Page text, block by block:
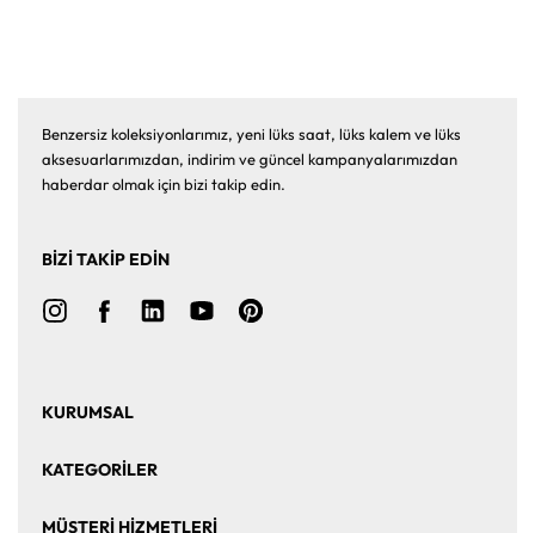
Benzersiz koleksiyonlarımız, yeni lüks saat, lüks kalem ve lüks
aksesuarlarımızdan, indirim ve güncel kampanyalarımızdan
haberdar olmak için bizi takip edin.
BİZİ TAKİP EDİN
KURUMSAL
KATEGORİLER
MÜŞTERİ HİZMETLERİ